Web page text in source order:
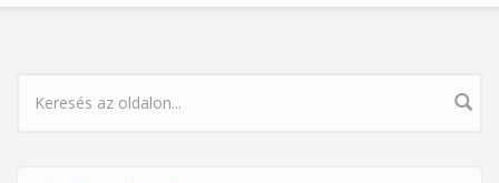
KERESÉS ŰRLAP